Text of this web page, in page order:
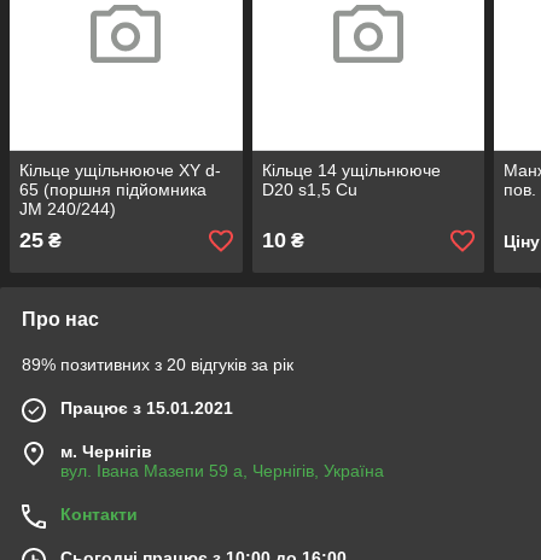
Кільце ущільнююче XY d-
65 (поршня підйомника
JM 240/244)
25 ₴
Кільце 14 ущільнююче
D20 s1,5 Cu
10₴
пов.
Про нас
89% позитивних з 20 відгуків за рік
Працює з 15.01.2021
м. Чернігів
вул. Івана Мазепи 59 а, Чернігів, Україна
Контакти